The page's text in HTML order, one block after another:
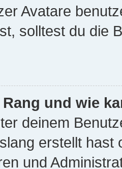
Avatare
solltest du die
und wie
deinem
erstellt
und